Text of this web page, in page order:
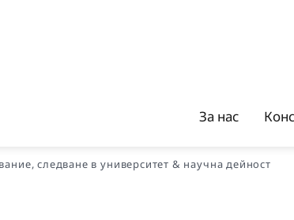
За нас
следване в университет & научна дейност